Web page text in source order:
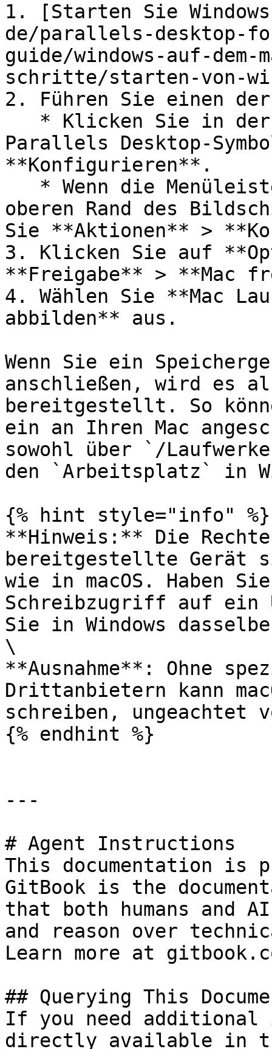
1. [Starten Sie
de/parallels-desktop-
guide/windows-auf-dem-
schritte/starten-von-
2. Führen Sie einen
Parallels Desktop-
**Konfigurieren**.
oberen Rand des
Sie **Aktionen** >
3. Klicken Sie auf
**Freigabe** > **Mac
4. Wählen Sie **Mac
abbilden** aus.
Wenn Sie ein
anschließen, wird es
bereitgestellt. So
ein an Ihren Mac
sowohl über `/
den `Arbeitsplatz` in
{% hint style="info" %}
**Hinweis:** Die
bereitgestellte Gerät
wie in macOS. Haben
Schreibzugriff auf ein
Sie in Windows
\
**Ausnahme**: Ohne
Drittanbietern kann
schreiben, ungeachtet
{% endhint %}
---
# Agent Instructions
This documentation is
GitBook is the
that both humans and
and reason over
Learn more at
## Querying This
If you need
directly available in